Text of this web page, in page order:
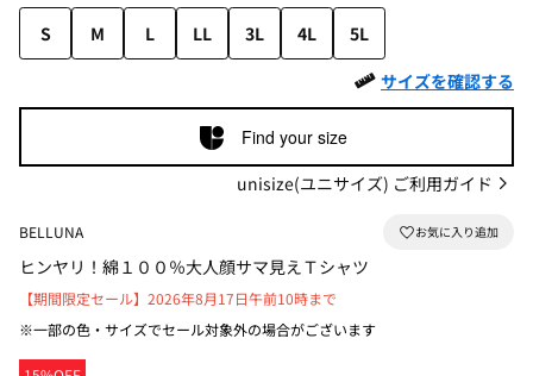
S M L LL 3L 4L
5L
サイズを確認する
Find your size
unisize(ユニサイズ) ご利用ガイド
BELLUNA
ヒンヤリ！綿１００％大人顔サマ見えＴシャツ
【期間限定セール】2026年8月17日午前10時まで
※一部の色・サイズでセール対象外の場合がございます